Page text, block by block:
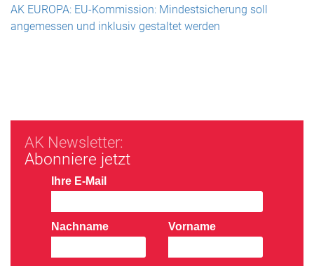
AK EUROPA: EU-Kommission: Mindestsicherung soll
angemessen und inklusiv gestaltet werden
AK Newsletter:
Abonniere jetzt
Ihre E-Mail
Nachname Vorname